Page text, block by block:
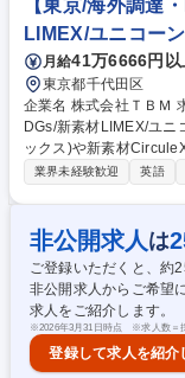
に向けた在庫状況の把握や各部門と
体ドライブ(SSD)製造
【東京/海外調達
LIMEX/ユニコー
月給41万6666円以
東京都千代田区
企業名 株式会社ＴＢＭ 求人名 【東京/海外調達・LIMEX購買担当候補】S
DGs/新素材LIMEX/ユニコーン企業★ 仕事の内
ックス)や新素材
DGsに貢献するユニコ
の海外調達や購買戦略
イチェーンの最適化を
■委託先選定および管
減活動 ■担当商品の
の構築など 募集職種 【東京/海外調達・LIMEX購買担当候補】SDGs/新素
材LIMEX/ユニコーン企
業界未経験歓迎 英語
非公開求人 は
ご登録いただくと、約
非公開求人からご希望
求人をご紹介します。
※2026年3月31日時点 ※求人数＝
登録して求人を紹介